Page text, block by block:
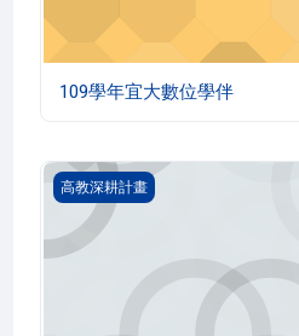
109學年宜大數位學伴
109年度
高教深耕計畫